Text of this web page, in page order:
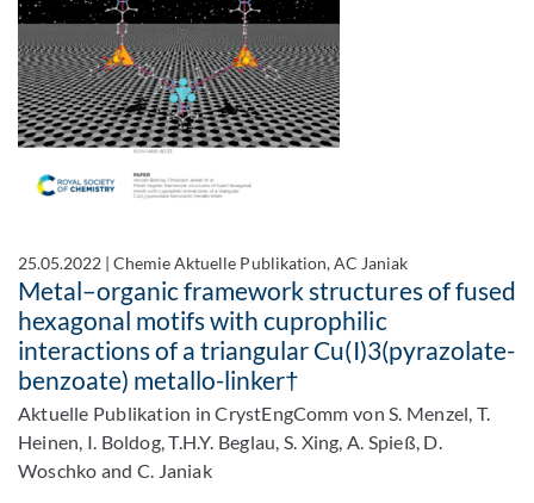
25.05.2022 |Chemie Aktuelle Publikation, AC Janiak
Metal–organic framework structures of fused
hexagonal motifs with cuprophilic
interactions of a triangular Cu(I)3(pyrazolate-
benzoate) metallo-linker†
Aktuelle Publikation in CrystEngComm von S. Menzel, T.
Heinen, I. Boldog, T.H.Y. Beglau, S. Xing, A. Spieß, D.
Woschko and C. Janiak